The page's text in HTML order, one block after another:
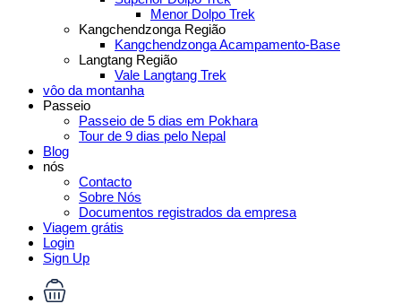
Menor Dolpo Trek
Kangchendzonga Região
Kangchendzonga Acampamento-Base
Langtang Região
Vale Langtang Trek
vôo da montanha
Passeio
Passeio de 5 dias em Pokhara
Tour de 9 dias pelo Nepal
Blog
nós
Contacto
Sobre Nós
Documentos registrados da empresa
Viagem grátis
Login
Sign Up